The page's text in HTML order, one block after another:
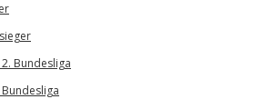
Bundesliga